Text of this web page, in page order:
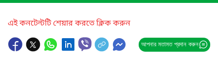
এই কনটেন্টটি শেয়ার করতে ক্লিক করুন
আপনার মতামত প্রদান করুন